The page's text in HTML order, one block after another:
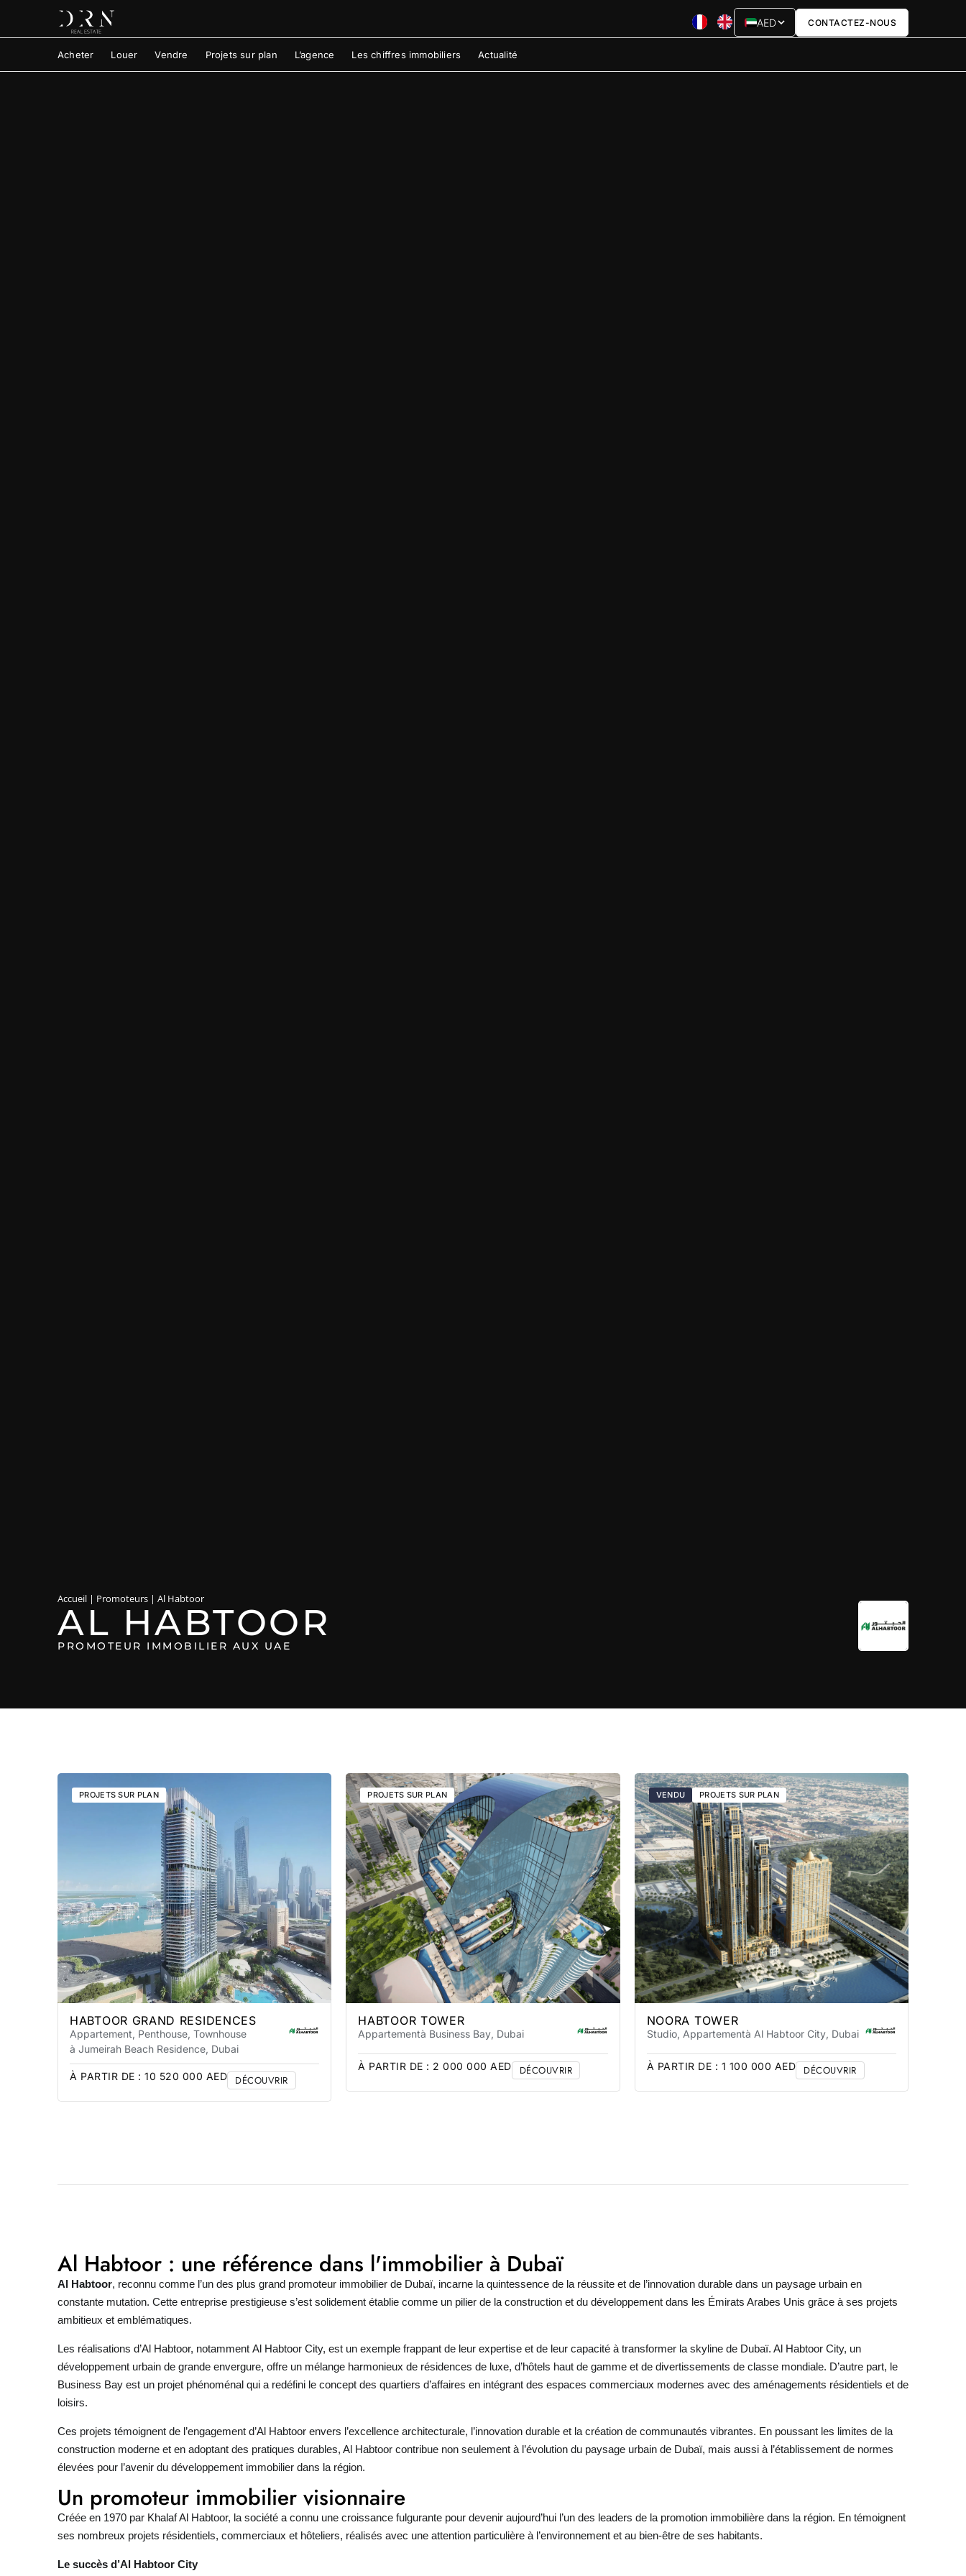
AED CONTACTEZ-NOUS
Acheter Louer Vendre Projets sur plan L’agence Les chiffres immobiliers Actualité
Accueil | Promoteurs | Al Habtoor
AL HABTOOR
PROMOTEUR IMMOBILIER AUX UAE
PROJETS SUR PLAN
HABTOOR GRAND RESIDENCES
Appartement, Penthouse, Townhouse
à Jumeirah Beach Residence, Dubai
À PARTIR DE : 10 520 000 AED DÉCOUVRIR
PROJETS SUR PLAN
HABTOOR TOWER
Appartementà Business Bay, Dubai
À PARTIR DE : 2 000 000 AED DÉCOUVRIR
VENDU PROJETS SUR PLAN
NOORA TOWER
Studio, Appartementà Al Habtoor City, Dubai
À PARTIR DE : 1 100 000 AED DÉCOUVRIR
Al Habtoor : une référence dans l'immobilier à Dubaï
Al Habtoor, reconnu comme l’un des plus grand promoteur immobilier de Dubaï, incarne la quintessence de la réussite et de l’innovation durable dans un paysage urbain en
constante mutation. Cette entreprise prestigieuse s’est solidement établie comme un pilier de la construction et du développement dans les Émirats Arabes Unis grâce à ses projets
ambitieux et emblématiques.
Les réalisations d’Al Habtoor, notamment Al Habtoor City, est un exemple frappant de leur expertise et de leur capacité à transformer la skyline de Dubaï. Al Habtoor City, un
développement urbain de grande envergure, offre un mélange harmonieux de résidences de luxe, d’hôtels haut de gamme et de divertissements de classe mondiale. D’autre part, le
Business Bay est un projet phénoménal qui a redéfini le concept des quartiers d’affaires en intégrant des espaces commerciaux modernes avec des aménagements résidentiels et de
loisirs.
Ces projets témoignent de l’engagement d’Al Habtoor envers l’excellence architecturale, l’innovation durable et la création de communautés vibrantes. En poussant les limites de la
construction moderne et en adoptant des pratiques durables, Al Habtoor contribue non seulement à l’évolution du paysage urbain de Dubaï, mais aussi à l’établissement de normes
élevées pour l’avenir du développement immobilier dans la région.
Un promoteur immobilier visionnaire
Créée en 1970 par Khalaf Al Habtoor, la société a connu une croissance fulgurante pour devenir aujourd’hui l’un des leaders de la promotion immobilière dans la région. En témoignent
ses nombreux projets résidentiels, commerciaux et hôteliers, réalisés avec une attention particulière à l’environnement et au bien-être de ses habitants.
Le succès d’Al Habtoor City